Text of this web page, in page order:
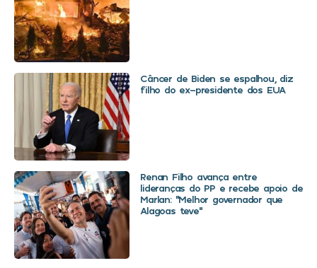
Câncer de Biden se espalhou, diz
filho do ex-presidente dos EUA
Renan Filho avança entre
lideranças do PP e recebe apoio de
Marlan: “Melhor governador que
Alagoas teve”